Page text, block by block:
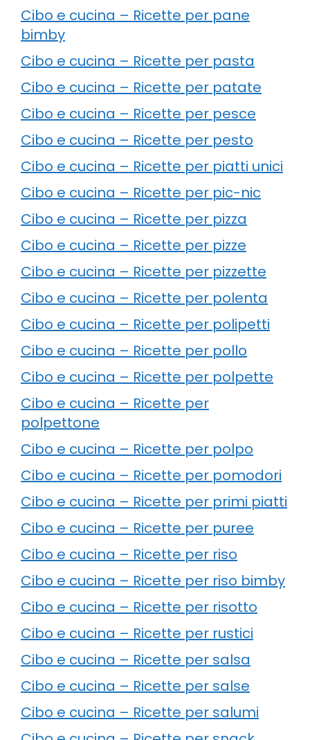
Cibo e cucina – Ricette per pane
bimby
Cibo e cucina – Ricette per pasta
Cibo e cucina – Ricette per patate
Cibo e cucina – Ricette per pesce
Cibo e cucina – Ricette per pesto
Cibo e cucina – Ricette per piatti unici
Cibo e cucina – Ricette per pic-nic
Cibo e cucina – Ricette per pizza
Cibo e cucina – Ricette per pizze
Cibo e cucina – Ricette per pizzette
Cibo e cucina – Ricette per polenta
Cibo e cucina – Ricette per polipetti
Cibo e cucina – Ricette per pollo
Cibo e cucina – Ricette per polpette
Cibo e cucina – Ricette per
polpettone
Cibo e cucina – Ricette per polpo
Cibo e cucina – Ricette per pomodori
Cibo e cucina – Ricette per primi piatti
Cibo e cucina – Ricette per puree
Cibo e cucina – Ricette per riso
Cibo e cucina – Ricette per riso bimby
Cibo e cucina – Ricette per risotto
Cibo e cucina – Ricette per rustici
Cibo e cucina – Ricette per salsa
Cibo e cucina – Ricette per salse
Cibo e cucina – Ricette per salumi